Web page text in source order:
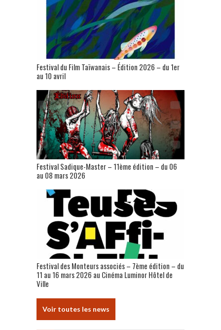
Festival du Film Taïwanais – Édition 2026 – du 1er
au 10 avril
Festival Sadique-Master – 11ème édition – du 06
au 08 mars 2026
Festival des Monteurs associés – 7ème édition – du
11 au 16 mars 2026 au Cinéma Luminor Hôtel de
Ville
Voir toutes les news